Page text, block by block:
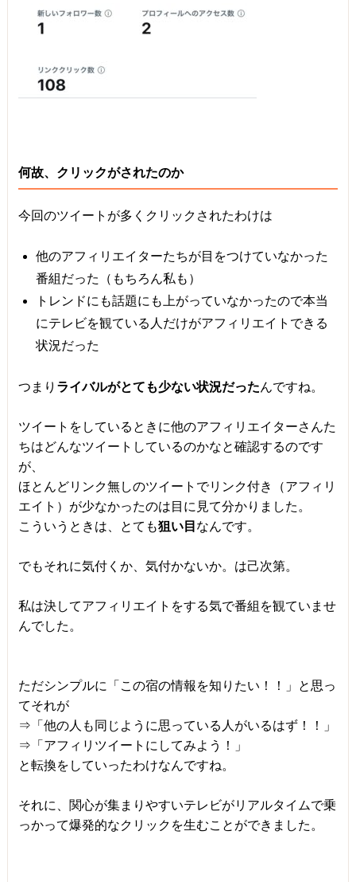
何故、クリックがされたのか
今回のツイートが多くクリックされたわけは
他のアフィリエイターたちが目をつけていなかった
番組だった（もちろん私も）
トレンドにも話題にも上がっていなかったので本当
にテレビを観ている人だけがアフィリエイトできる
状況だった
つまり ライバルがとても少ない状況だったんですね。
ツイートをしているときに他のアフィリエイターさんた
ちはどんなツイートしているのかなと確認するのです
が、
ほとんどリンク無しのツイートでリンク付き（アフィリ
エイト）が少なかったのは目に見て分かりました。
こういうときは、とても狙い目 なんです。
でもそれに気付くか、気付かないか。は己次第。
私は決してアフィリエイトをする気で番組を観ていませ
んでした。
ただシンプルに「この宿の情報を知りたい！！」と思っ
てそれが
⇒「他の人も同じように思っている人がいるはず！！」
⇒「アフィリツイートにしてみよう！」
と転換をしていったわけなんですね。
それに、関心が集まりやすいテレビがリアルタイムで乗
っかって爆発的なクリックを生むことができました。